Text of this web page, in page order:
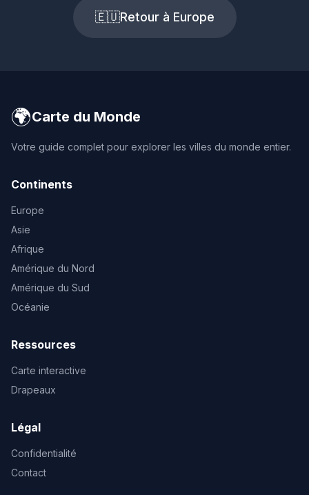
🇪🇺Retour à Europe
🌍Carte du Monde
Votre guide complet pour explorer les villes du monde entier.
Continents
Europe
Asie
Afrique
Amérique du Nord
Amérique du Sud
Océanie
Ressources
Carte interactive
Drapeaux
Légal
Confidentialité
Contact